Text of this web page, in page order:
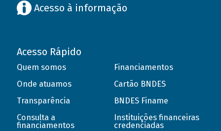
Acesso à informação
Acesso Rápido
Quem somos
Onde atuamos
Transparência
Consulta a
financiamentos
Financiamentos
Cartão BNDES
BNDES Finame
Instituições financeiras
credenciadas